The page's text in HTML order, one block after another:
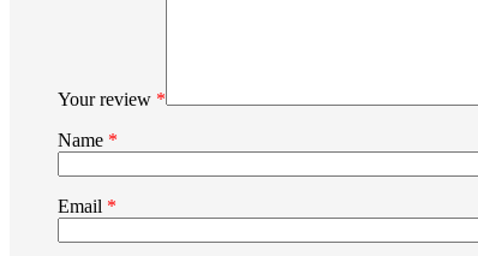
Your review *
Name *
Email *